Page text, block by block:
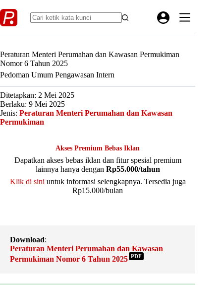
to
content
Peraturan Menteri Perumahan dan Kawasan Permukiman
Nomor 6 Tahun 2025
Pedoman Umum Pengawasan Intern
Ditetapkan: 2 Mei 2025
Berlaku: 9 Mei 2025
Jenis: Peraturan Menteri Perumahan dan Kawasan
Permukiman
Akses Premium Bebas Iklan
Dapatkan akses bebas iklan dan fitur spesial premium
lainnya hanya dengan Rp55.000/tahun
Klik di sini untuk informasi selengkapnya. Tersedia juga
Rp15.000/bulan
Download:
Peraturan Menteri Perumahan dan Kawasan
Permukiman Nomor 6 Tahun 2025 PDF